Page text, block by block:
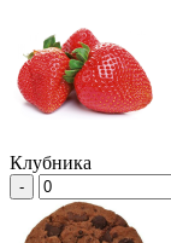
Клубника
-